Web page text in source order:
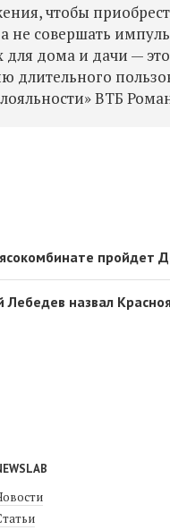
чтобы
не совершать
для дома и дачи —
длительного
ВТБ
пройдет
назвал